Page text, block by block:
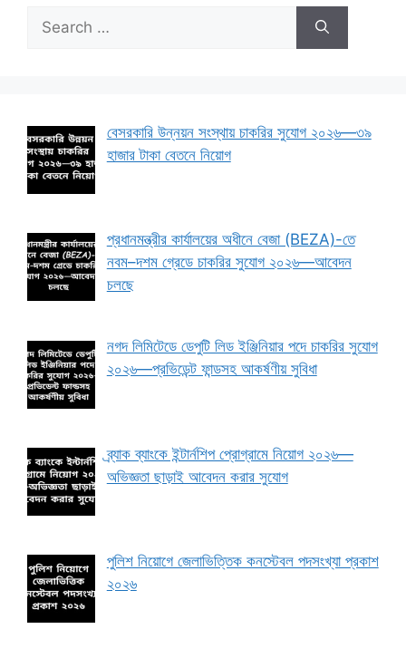
for:
বেসরকারি উন্নয়ন সংস্থায় চাকরির সুযোগ ২০২৬—৩৯
হাজার টাকা বেতনে নিয়োগ
প্রধানমন্ত্রীর কার্যালয়ের অধীনে বেজা (BEZA)-তে
নবম–দশম গ্রেডে চাকরির সুযোগ ২০২৬—আবেদন
চলছে
নগদ লিমিটেডে ডেপুটি লিড ইঞ্জিনিয়ার পদে চাকরির সুযোগ
২০২৬—প্রভিডেন্ট ফান্ডসহ আকর্ষণীয় সুবিধা
ব্র্যাক ব্যাংকে ইন্টার্নশিপ প্রোগ্রামে নিয়োগ ২০২৬—
অভিজ্ঞতা ছাড়াই আবেদন করার সুযোগ
পুলিশ নিয়োগে জেলাভিত্তিক কনস্টেবল পদসংখ্যা প্রকাশ
২০২৬